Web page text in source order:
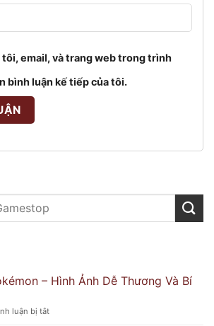
tôi, email, và trang web trong trình
bình luận kế tiếp của tôi.
– Hình Ảnh Dễ Thương Và Bí
luận bị tắtở